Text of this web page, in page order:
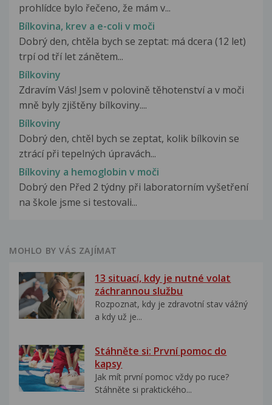
prohlídce bylo řečeno, že mám v...
Bílkovina, krev a e-coli v moči
Dobrý den, chtěla bych se zeptat: má dcera (12 let)
trpí od tří let zánětem...
Bílkoviny
Zdravím Vás! Jsem v polovině těhotenství a v moči
mně byly zjištěny bílkoviny....
Bílkoviny
Dobrý den, chtěl bych se zeptat, kolik bílkovin se
ztrácí při tepelných úpravách...
Bílkoviny a hemoglobin v moči
Dobrý den Před 2 týdny při laboratorním vyšetření
na škole jsme si testovali...
MOHLO BY VÁS ZAJÍMAT
13 situací, kdy je nutné volat
záchrannou službu
Rozpoznat, kdy je zdravotní stav vážný
a kdy už je...
Stáhněte si: První pomoc do
kapsy
Jak mít první pomoc vždy po ruce?
Stáhněte si praktického...